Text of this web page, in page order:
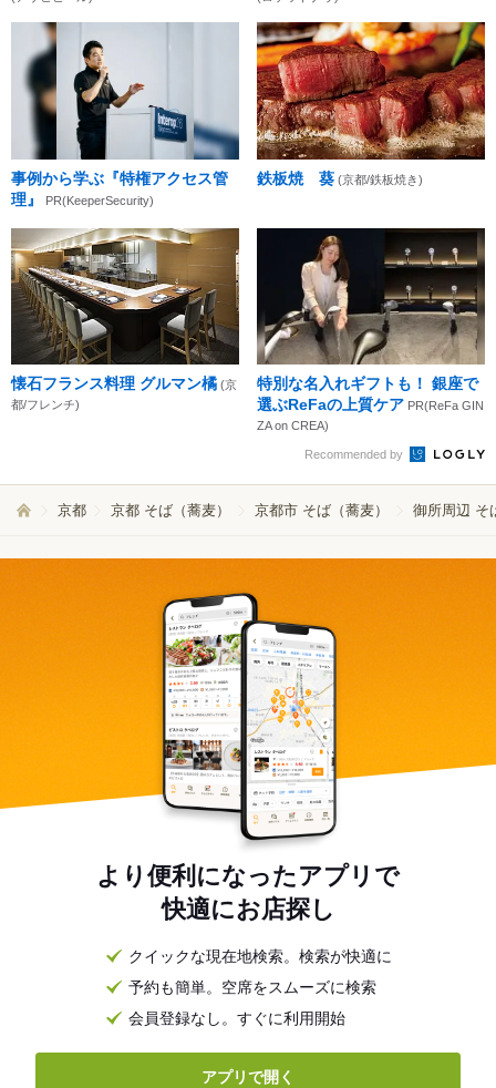
事例から学ぶ『特権アクセス管
理』
PR(KeeperSecurity)
鉄板焼 葵 (京都/鉄板焼き)
懐石フランス料理 グルマン橘 (京
都/フレンチ)
特別な名入れギフトも！ 銀座で
選ぶReFaの上質ケア PR(ReFa GIN
ZA on CREA)
Recommended by
京都 京都 そば（蕎麦） 京都市 そば（蕎麦） 御所周辺 そ
より便利になったアプリで
快適にお店探し
クイックな現在地検索。検索が快適に
予約も簡単。空席をスムーズに検索
会員登録なし。すぐに利用開始
アプリで開く